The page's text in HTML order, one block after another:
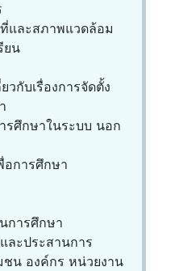
และสภาพแวดล้อม
ยน
วกับเรื่องการจัดตั้ง
รศึกษาในระบบ นอก
อการศึกษา
การศึกษา
ละประสานการ
น องค์กร หน่วยงาน